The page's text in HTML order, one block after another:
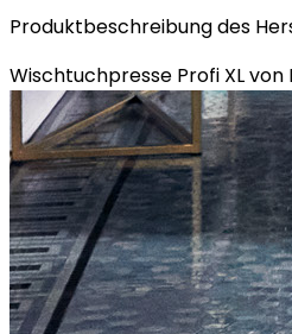
Produktbeschreibung des
Wischtuchpresse Profi XL von